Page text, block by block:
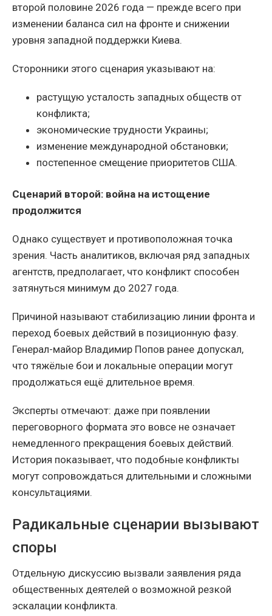
второй половине 2026 года — прежде всего при
изменении баланса сил на фронте и снижении
уровня западной поддержки Киева.
Сторонники этого сценария указывают на:
растущую усталость западных обществ от
конфликта;
экономические трудности Украины;
изменение международной обстановки;
постепенное смещение приоритетов США.
Сценарий второй: война на истощение
продолжится
Однако существует и противоположная точка
зрения. Часть аналитиков, включая ряд западных
агентств, предполагает, что конфликт способен
затянуться минимум до 2027 года.
Причиной называют стабилизацию линии фронта и
переход боевых действий в позиционную фазу.
Генерал-майор Владимир Попов ранее допускал,
что тяжёлые бои и локальные операции могут
продолжаться ещё длительное время.
Эксперты отмечают: даже при появлении
переговорного формата это вовсе не означает
немедленного прекращения боевых действий.
История показывает, что подобные конфликты
могут сопровождаться длительными и сложными
консультациями.
Радикальные сценарии вызывают
споры
Отдельную дискуссию вызвали заявления ряда
общественных деятелей о возможной резкой
эскалации конфликта.